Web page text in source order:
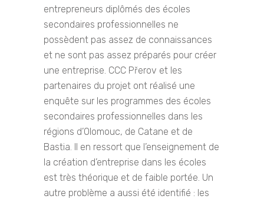
entrepreneurs diplômés des écoles
secondaires professionnelles ne
possèdent pas assez de connaissances
et ne sont pas assez préparés pour créer
une entreprise. CCC Přerov et les
partenaires du projet ont réalisé une
enquête sur les programmes des écoles
secondaires professionnelles dans les
régions d’Olomouc, de Catane et de
Bastia. Il en ressort que l’enseignement de
la création d’entreprise dans les écoles
est très théorique et de faible portée. Un
autre problème a aussi été identifié : les